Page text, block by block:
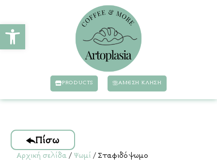
Ανοίξτε τη γραμμή εργαλείων
PRODUCTS ΆΜΕΣΗ ΚΛΗΣΗ
Πίσω
Αρχική σελίδα / Ψωμί / Σταφιδόψωμο